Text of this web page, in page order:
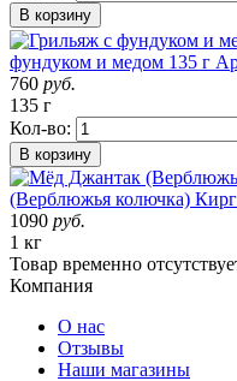
В корзину
фундуком и медом 135 г
760 руб.
135 г
Кол-во:
В корзину
(Верблюжья колючка)
1090 руб.
1 кг
Товар временно
Компания
О нас
Отзывы
Наши магазины